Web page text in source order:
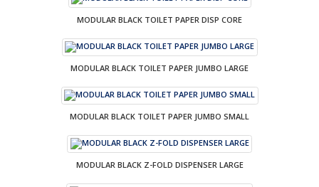
MODULAR BLACK TOILET PAPER DISP CORE
MODULAR BLACK TOILET PAPER JUMBO LARGE
MODULAR BLACK TOILET PAPER JUMBO SMALL
MODULAR BLACK Z-FOLD DISPENSER LARGE